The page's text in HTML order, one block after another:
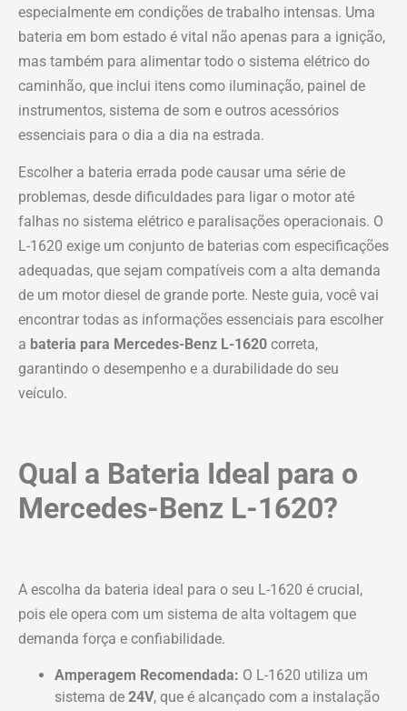
especialmente em condições de trabalho intensas. Uma
bateria em bom estado é vital não apenas para a ignição,
mas também para alimentar todo o sistema elétrico do
caminhão, que inclui itens como iluminação, painel de
instrumentos, sistema de som e outros acessórios
essenciais para o dia a dia na estrada.
Escolher a bateria errada pode causar uma série de
problemas, desde dificuldades para ligar o motor até
falhas no sistema elétrico e paralisações operacionais. O
L-1620 exige um conjunto de baterias com especificações
adequadas, que sejam compatíveis com a alta demanda
de um motor diesel de grande porte. Neste guia, você vai
encontrar todas as informações essenciais para escolher
a bateria para Mercedes-Benz L-1620 correta,
garantindo o desempenho e a durabilidade do seu
veículo.
Qual a Bateria Ideal para o
Mercedes-Benz L-1620?
A escolha da bateria ideal para o seu L-1620 é crucial,
pois ele opera com um sistema de alta voltagem que
demanda força e confiabilidade.
Amperagem Recomendada: O L-1620 utiliza um
sistema de 24V, que é alcançado com a instalação